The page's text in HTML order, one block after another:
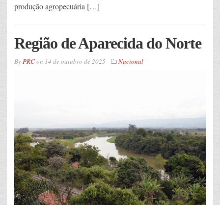
produção agropecuária […]
Região de Aparecida do Norte
ByPRCon 14 de outubro de 2025 Nacional